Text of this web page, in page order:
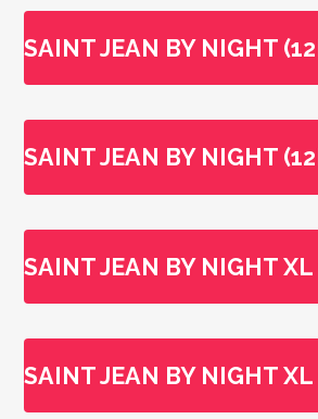
SAINT JEAN BY NIGHT
SAINT JEAN BY NIGHT
SAINT JEAN BY NIGHT
SAINT JEAN BY NIGHT